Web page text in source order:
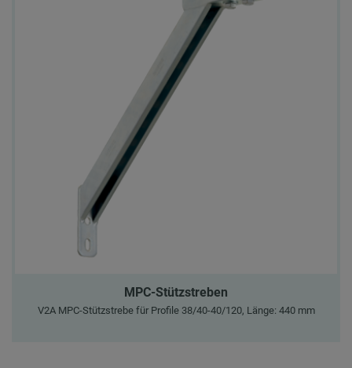
MPC-Stützstreben
V2A MPC-Stützstrebe für Profile 38/40-40/120, Länge: 440 mm